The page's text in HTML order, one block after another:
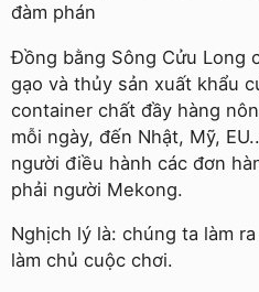
đàm phán
Đồng bằng Sông Cửu Long
gạo và thủy sản xuất khẩu
container chất đầy hàng
mỗi ngày, đến Nhật, Mỹ,
người điều hành các đơn
phải người Mekong.
Nghịch lý là: chúng ta làm
làm chủ cuộc chơi.